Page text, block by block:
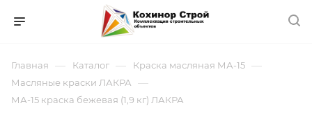
Главная — Каталог — Краска масляная МА-15 —
Масляные краски ЛАКРА —
МА-15 краска бежевая (1,9 кг) ЛАКРА